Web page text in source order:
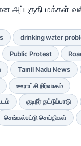
அப்பகுதி மக்கள்
drinking water
Public Protest
Tamil Nadu News
ஊராட்சி நிர்வாகம்
குடிநீர் தட்டுப்பாடு
செங்கல்பட்டு செய்திகள்